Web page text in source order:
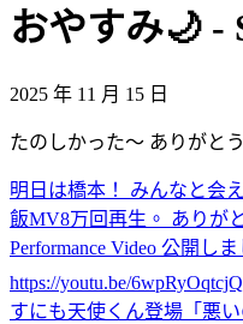
おやすみ🌙 -
2025 年 11 月 15 日
たのしかった〜 ありがと
明日は橋本！ みんなと会
飯MV8万回再生。 ありが
Performance Video 公開し
https://youtu.be/
すにも天使くん登場 「悪